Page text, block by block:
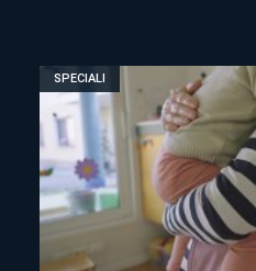
SPECIALI